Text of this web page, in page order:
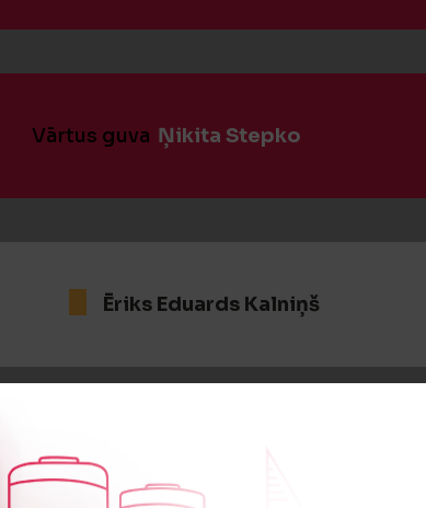
Vārtus guva Ņikita Stepko
Ēriks Eduards Kalniņš
Vārtus guva